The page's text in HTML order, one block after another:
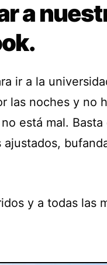
a
ir a la
las noches y no
está mal.
y a todas las